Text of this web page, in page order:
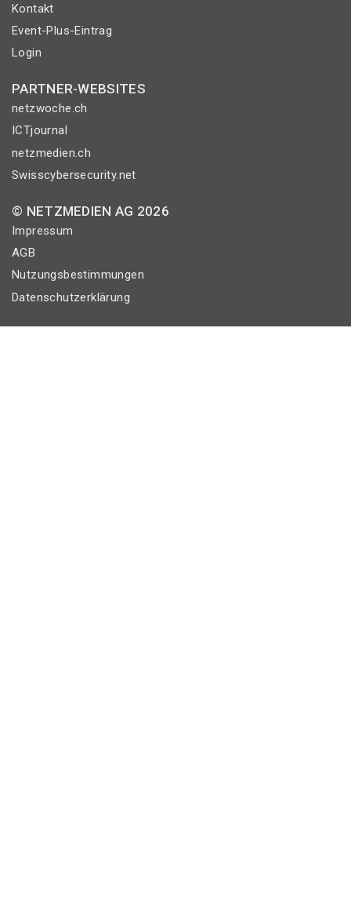
Kontakt
Event-Plus-Eintrag
Login
PARTNER-WEBSITES
netzwoche.ch
ICTjournal
netzmedien.ch
Swisscybersecurity.net
© NETZMEDIEN AG 2026
Impressum
AGB
Nutzungsbestimmungen
Datenschutzerklärung